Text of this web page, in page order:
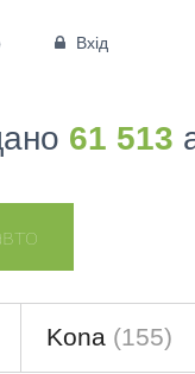
Вхід
61 513
Kona (155)